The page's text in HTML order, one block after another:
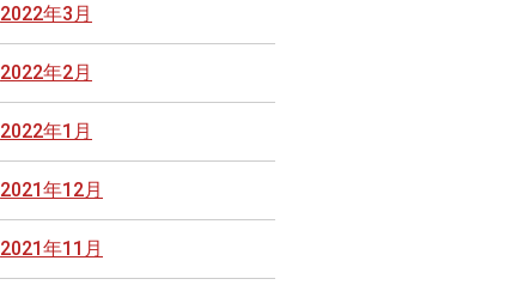
2022年3月
2022年2月
2022年1月
2021年12月
2021年11月